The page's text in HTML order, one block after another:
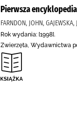
Pierwsza
FARNDON, JOHN,
Rok wydania: [1998].
Zwierzęta, Wydawnictwa